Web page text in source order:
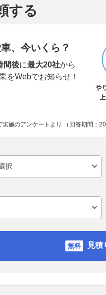
する
、今いくら？
間後に最大20社から
をWebでお知らせ！
施のアンケートより （回答期間：
見積